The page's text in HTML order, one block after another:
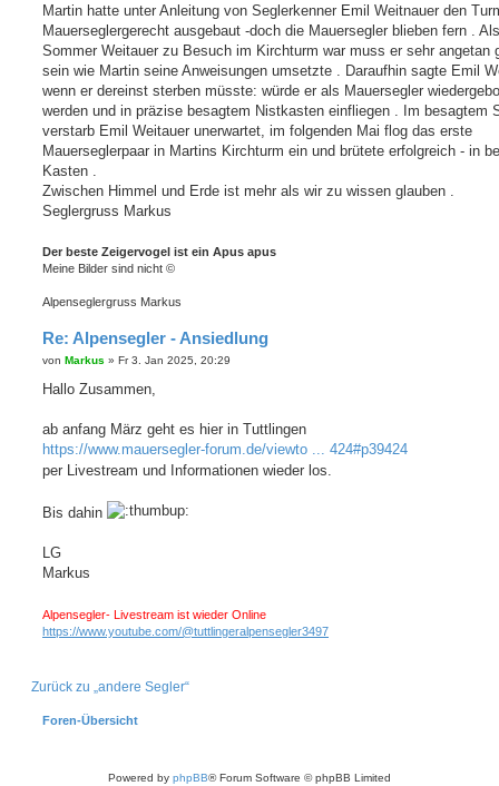
Martin hatte unter Anleitung von Seglerkenner Emil Weitnauer den
Mauerseglergerecht ausgebaut -doch die Mauersegler blieben fern .
Sommer Weitauer zu Besuch im Kirchturm war muss er sehr angetan
sein wie Martin seine Anweisungen umsetzte . Daraufhin sagte Emil
wenn er dereinst sterben müsste: würde er als Mauersegler
werden und in präzise besagtem Nistkasten einfliegen . Im besagtem
verstarb Emil Weitauer unerwartet, im folgenden Mai flog das erste
Mauerseglerpaar in Martins Kirchturm ein und brütete erfolgreich - in
Kasten .
Zwischen Himmel und Erde ist mehr als wir zu wissen glauben .
Seglergruss Markus
Der beste Zeigervogel ist ein Apus apus
Meine Bilder sind nicht ©
Alpenseglergruss Markus
Re: Alpensegler - Ansiedlung
B
a
von Markus » Fr 3. Jan 2025, 20:29
Hallo Zusammen,
ab anfang März geht es hier in Tuttlingen
https://www.mauersegler-forum.de/viewto ... 424#p39424
per Livestream und Informationen wieder los.
Bis dahin
LG
Markus
Alpensegler- Livestream ist wieder Online
https://www.youtube.com/@tuttlingeralpensegler3497
Zurück zu „andere Segler“
Foren-Übersicht
Powered by phpBB® Forum Software © phpBB Limited